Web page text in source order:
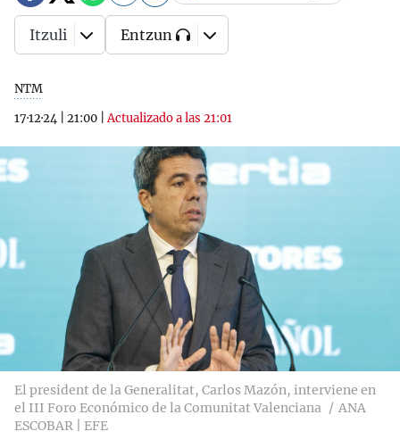
NTM
17·12·24
21:00 |Actualizado a las 21:01
Itzuli Entzun
El president de la Generalitat, Carlos Mazón, interviene en
el III Foro Económico de la Comunitat Valenciana
ANA
ESCOBAR | EFE